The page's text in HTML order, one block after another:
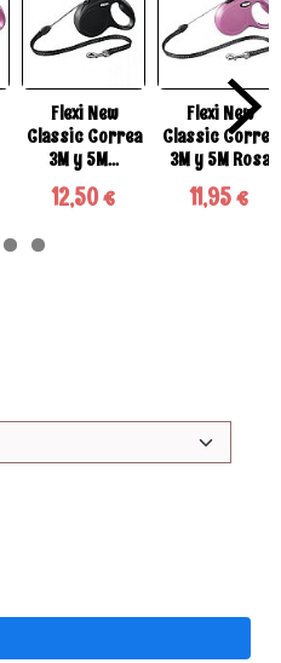
Flexi New
Classic Correa
3M y 5M...
12,50 €
Flexi New
Classic Correa
3M y 5M Rosa
11,95 €